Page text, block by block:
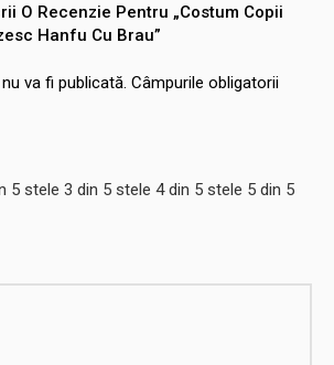
O Recenzie Pentru „Costum Copii
Hanfu Cu Brau”
va fi publicată. Câmpurile obligatorii
5 stele 3 din 5 stele 4 din 5 stele 5 din 5